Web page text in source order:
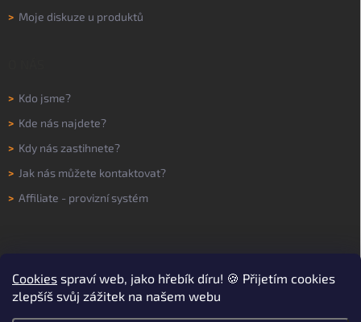
Cookies spraví web, jako hřebík díru! 🍪 Přijetím cookies
zlepšíš svůj zážitek na našem webu
> Moje diskuze u produktů
> Kdo jsme?
> Kde nás najdete?
> Kdy nás zastihnete?
> Jak nás můžete kontaktovat?
> Affiliate - provizní systém